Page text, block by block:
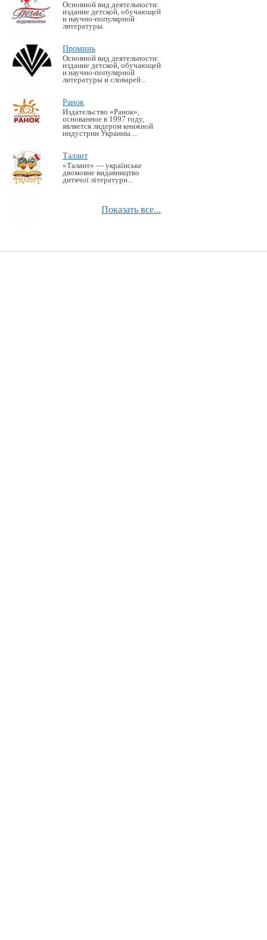
Основной вид деятельности:
издание детской, обучающей
и научно-популярной
литературы.
Проминь
Основной вид деятельности:
издание детской, обучающей
и научно-популярной
литературы и словарей...
Ранок
Издательство «Ранок»,
основанное в 1997 году,
является лидером книжной
индустрии Украины....
Талант
«Талант» — українське
двомовне видавництво
дитячої літератури...
Показать все...